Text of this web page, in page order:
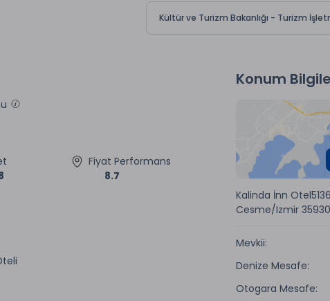
Kültür ve Turizm Bakanlığı - Turizm
Fiyat Performans
8.7
Konum
Kalinda İnn
Cesme/Izmir
Mevkii:
Denize Mesafe:
Otogara Mesafe: